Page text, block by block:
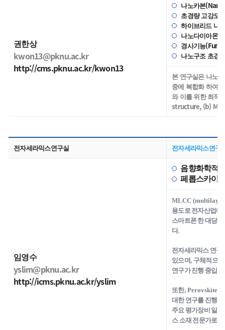
권한상
kwon13@pknu.ac.kr
http://cms.pknu.ac.kr/kwon13
나노카본
초경량 고강도
하이브리드 나
나노다이아몬
경사기능
나노구조 초경
본 연구실은 나노
중에 복합화 하여
와 이를 위한 최적
structure, (b)
전자세라믹스연구실 전자세라믹스연구
임영수
yslim@pknu.ac.kr
http://icms.pknu.ac.kr/yslim
음향화학적
페롭스카이
MLCC
용도로 전자산업에
스마트폰 한 대당
다.
전자세라믹스 연구
있으며, 구체적으
연구가 진행 중입니
또한, Perovskite계
대한 연구를 진행
주요 평가장비 일
스 소재 전문가로